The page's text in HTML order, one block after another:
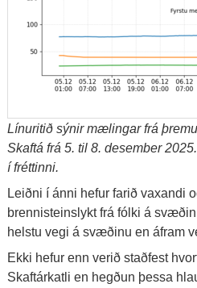
Línuritið sýnir mælingar frá
Skaftá frá 5. til 8. desember
í fréttinni.
Leiðni í ánni hefur farið vaxandi
brennisteinslykt frá fólki á
helstu vegi á svæðinu en áfram
Ekki hefur enn verið staðfest
Skaftárkatli en hegðun þessa